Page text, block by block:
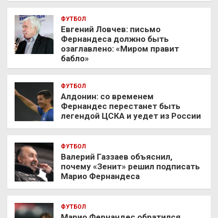
ФУТБОЛ
Евгений Ловчев: письмо
Фернандеса должно быть
озаглавлено: «Миром правит
бабло»
ФУТБОЛ
Алдонин: со временем
Фернандес перестанет быть
легендой ЦСКА и уедет из России
ФУТБОЛ
Валерий Газзаев объяснил,
почему «Зенит» решил подписать
Марио Фернандеса
ФУТБОЛ